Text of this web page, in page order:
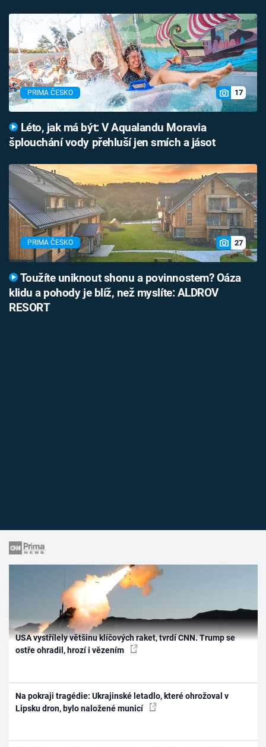
PRIMA ČESKO 17
Léto, jak má být: V Aqualandu Moravia
šplouchání vody přehluší jen smích a jásot
PRIMA ČESKO 27
Toužíte uniknout shonu a povinnostem? Oáza
klidu a pohody je blíž, než myslíte: ALDROV
RESORT
USA vystřílely většinu klíčových raket, tvrdí CNN. Trump se
ostře ohradil, hrozí i vězením
Na pokraji tragédie: Ukrajinské letadlo, které ohrožoval v
Lipsku dron, bylo naložené municí